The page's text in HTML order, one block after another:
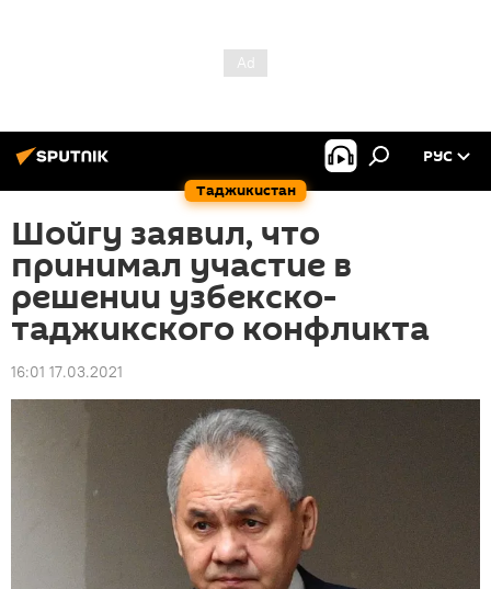
Таджикистан
РУС
Шойгу заявил, что
принимал участие в
решении узбекско-
таджикского конфликта
16:01 17.03.2021